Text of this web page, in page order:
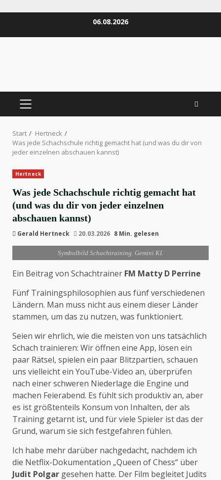
06.08.2026
PRIMÄRES
Start
Hertneck
Was jede Schachschule richtig gemacht hat (und was du dir von
jeder einzelnen abschauen kannst)
Hertneck
Was jede Schachschule richtig gemacht hat
(und was du dir von jeder einzelnen
abschauen kannst)
Gerald Hertneck 20.03.2026 8 Min. gelesen
Symbolbild Schachtraining. Gemini KI.
Ein Beitrag von Schachtrainer FM Matty D Perrine
Fünf Trainingsphilosophien aus fünf verschiedenen
Ländern. Man muss nicht aus einem dieser Länder
stammen, um das zu nutzen, was funktioniert.
Seien wir ehrlich, wie die meisten von uns tatsächlich
Schach trainieren: Wir öffnen eine App, lösen ein
paar Rätsel, spielen ein paar Blitzpartien, schauen
uns vielleicht ein YouTube-Video an, überprüfen
nach einer schweren Niederlage die Engine und
machen Feierabend. Es fühlt sich produktiv an, aber
es ist größtenteils Konsum von Inhalten, der als
Training getarnt ist, und für viele Spieler ist das der
Grund, warum sie sich festgefahren fühlen.
Ich habe mehr darüber nachgedacht, nachdem ich
die Netflix-Dokumentation „Queen of Chess“ über
Judit Polgar gesehen hatte. Der Film begleitet Judits